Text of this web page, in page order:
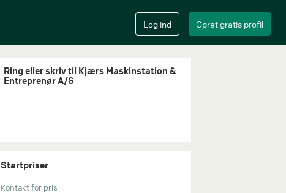
Ring eller skriv til Kjærs Maskinstation &
Entreprenør A/S
Startpriser
Kontakt for pris